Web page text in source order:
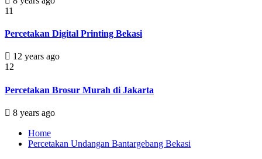
11
Percetakan Digital Printing Bekasi
12 years ago
12
Percetakan Brosur Murah di Jakarta
8 years ago
Home
Percetakan Undangan Bantargebang Bekasi